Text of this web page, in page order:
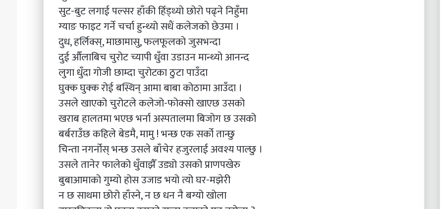
सुट-बुट लगाई पल्सर हाँकी हिँड्थ्यो छोरो पढ्ने निहुँमा
ग्याङ फाइट गर्ने चर्चा हुन्थ्यो सधैं कलेजको छेउमा ।
दुध, हर्लिक्स्, माछामासु, फलफूलको जुसभन्दा
दुई औँलाबिच चुरोट च्यापी धुँवा उडाउन मान्थ्यो आनन्द
लुगा धुँदा गोजी छाम्दा चुरोटका ठुटा पाउँदा
घुक्क घुक्क रोई बस्थिन् आमा बाबा कोठामा आउँदा ।
उसले खाएको चुरोटले कलेजो-फोक्सो खाएछ उसको
खराब हालतमा भएछ भर्ना अस्पतालमा बिजोग छ उसको
बर्बराउँछ कहिले बेडमै, मामु ! भन्छ एक सर्को तान्छु
चिन्ता नगर्नोस् भन्छ उसले बाँचेर हजुरलाई अवश्य पाल्छु ।
उसले तानेर फालेको धुँवाझैँ उड्यो उसको प्राणपखेरु
बुबाआमाको गुम्यो होस उजाड भयो त्यो घर-मझेरी
न छ साथमा छोरो हाँस्ने, न छ धन नै बग्यो खोला